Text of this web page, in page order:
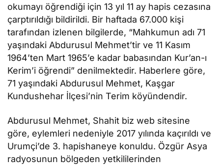
okumayı öğrendiği için 13 yıl 11 ay hapis cezasına
çarptırıldığı bildirildi. Bir haftada 67.000 kişi
tarafından izlenen bilgilerde, “Mahkumun adı 71
yaşındaki Abdurusul Mehmet’tir ve 11 Kasım
1964’ten Mart 1965’e kadar babasından Kur’an-ı
Kerim’i öğrendi” denilmektedir. Haberlere göre,
71 yaşındaki Abdurusul Mehmet, Kaşgar
Kundushehar İlçesi’nin Terim köyündendir.
Abdurusul Mehmet, Shahit biz web sitesine
göre, eylemleri nedeniyle 2017 yılında kaçırıldı ve
Urumçi’de 3. hapishaneye konuldu. Özgür Asya
radyosunun bölgeden yetkililerinden